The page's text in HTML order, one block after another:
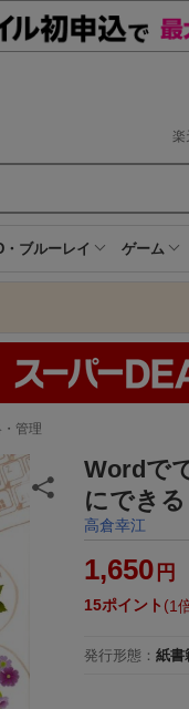
楽
・ブルーレイ ゲーム
管理
Wordで
にでき
高倉幸江
1,650 円
15ポイント 1
発行形態 ： 紙書